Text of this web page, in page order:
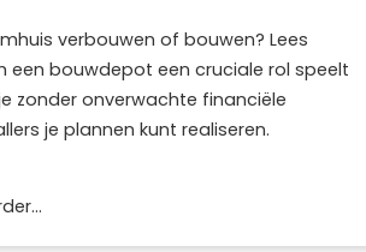
verbouwen of bouwen? Lees
een bouwdepot een cruciale rol speelt
zonder onverwachte financiële
je plannen kunt realiseren.